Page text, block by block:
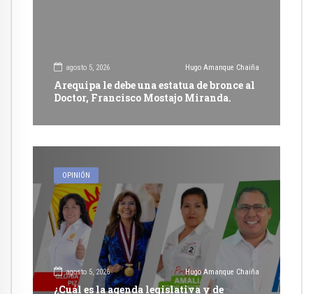
agosto 5, 2026 Hugo Amanque Chaiña
Arequipa le debe una estatua de bronce al
Doctor, Francisco Mostajo Miranda.
OPINIÓN
agosto 5, 2026 Hugo Amanque Chaiña
¿Cuál es la agenda legislativa y de